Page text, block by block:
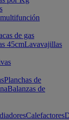
de gas
45cmLavavajillas
Planchas de
Balanzas de
Calefactores